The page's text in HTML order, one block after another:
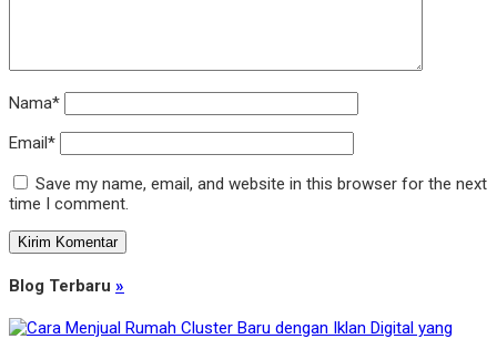
Nama*
Email*
Save my name, email, and website in this browser for the next
time I comment.
Blog Terbaru »